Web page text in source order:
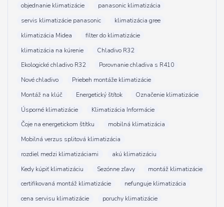
objednanie klimatizácie
panasonic klimatizácia
servis klimatizácie panasonic
klimatizácia gree
klimatizácia Midea
filter do klimatizácie
klimatizácia na kúrenie
Chladivo R32
Ekologické chladivo R32
Porovnanie chladiva s R410
Nové chladivo
Priebeh montáže klimatizácie
Montáž na klúč
Energetický štítok
Označenie klimatizácie
Úsporné klimatizácie
Klimatizácia Informácie
Čoje na energetickom štítku
mobilná klimatizácia
Mobilná verzus splitová klimatizácia
rozdiel medzi klimatizáciami
akú klimatizáciu
Kedy kúpiť klimatizáciu
Sezónne zľavy
montáž klimatizácie
certifikovaná montáž klimatizácie
nefunguje klimatizácia
cena servisu klimatizácie
poruchy klimatizácie